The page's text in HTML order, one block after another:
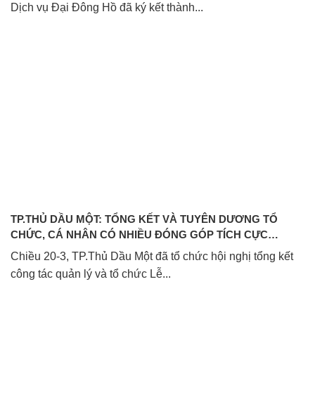
Dịch vụ Đại Đông Hồ đã ký kết thành...
TP.THỦ DẦU MỘT: TỔNG KẾT VÀ TUYÊN DƯƠNG TỔ
CHỨC, CÁ NHÂN CÓ NHIỀU ĐÓNG GÓP TÍCH CỰC
TRONG CÔNG TÁC THIỆN NGUYỆN DỊP LỄ HỘI RẰM
THÁNG GIÊNG NĂM 2025
Chiều 20-3, TP.Thủ Dầu Một đã tổ chức hội nghị tổng kết
công tác quản lý và tổ chức Lễ...